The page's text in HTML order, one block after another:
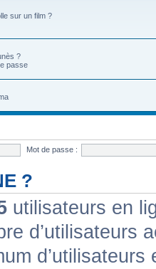
sur un film ?
?
passe
Mot de passe :
?
utilisateurs en
d’utilisateurs